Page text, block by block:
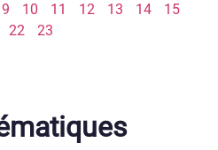
9 10 11 12 13 14
15
22 23